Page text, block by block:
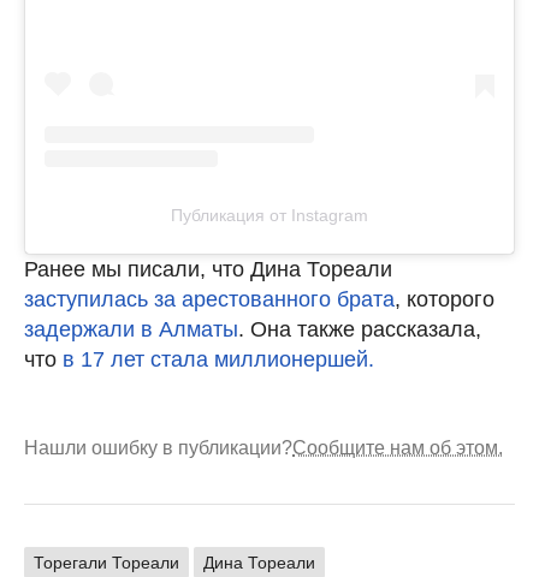
Публикация от Instagram
Ранее мы писали, что Дина Тореали
заступилась за арестованного брата, которого
задержали в Алматы. Она также рассказала,
что в 17 лет стала миллионершей.
Нашли ошибку в публикации?Сообщите нам об этом.
Торегали Тореали Дина Тореали